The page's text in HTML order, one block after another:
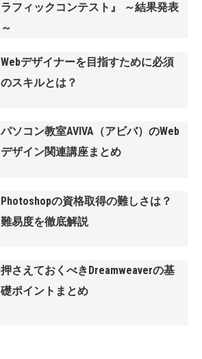
ラフィックコンテスト』 ～結果発表
～
Webデザイナーを目指すために必須
のスキルとは？
パソコン教室AVIVA（アビバ）のWeb
デザイン関連講座まとめ
Photoshopの資格取得の難しさは？
難易度を徹底解説
押さえておくべきDreamweaverの基
礎ポイントまとめ